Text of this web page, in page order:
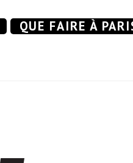
QUE FAIRE À